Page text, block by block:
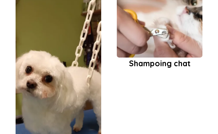
Shampoing chat